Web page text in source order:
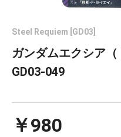
Steel Requiem [GD03]
ガンダムエクシア（
GD03-049
￥980